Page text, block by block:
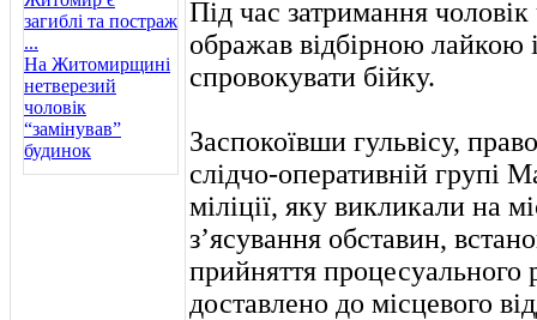
загиблі та постраж
...
На Житомирщині
нетверезий
чоловік
“замінував”
будинок
Під час затримання
ображав відбірною лайкою
спровокувати бійку.
Заспокоївши гульвісу,
слідчо-оперативній групі
міліції, яку викликали на
з’ясування обставин,
прийняття процесуального
доставлено до місцевого